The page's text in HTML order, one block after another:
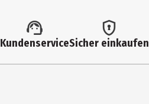
KundenserviceSicher einkaufen